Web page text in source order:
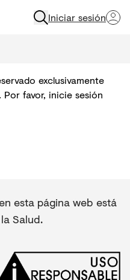
Iniciar sesión
exclusivamente
Por favor, inicie sesión
esta página web está
Salud.